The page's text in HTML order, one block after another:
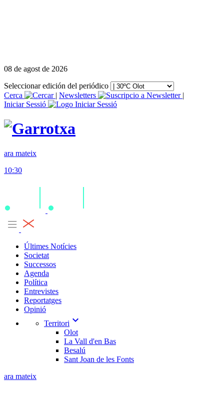
08 de agost de 2026
Seleccionar edición del periódico
Cerca
| Newsletters
|
Iniciar Sessió
ara mateix
10:30
Últimes Notícies
Societat
Successos
Agenda
Política
Entrevistes
Reportatges
Opinió
Territori expand_more
Olot
La Vall d'en Bas
Besalú
Sant Joan de les Fonts
ara mateix